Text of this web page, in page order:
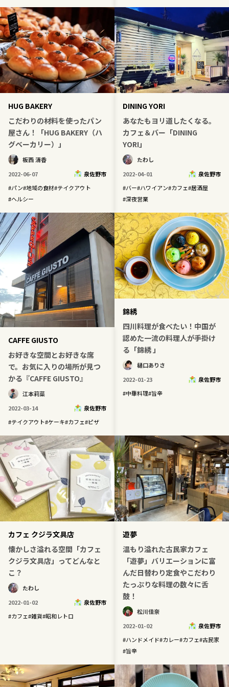
HUG BAKERY
こだわりの材料を使ったパン
屋さん！「HUG BAKERY（ハ
グベーカリー）」
板西 清香
2022-06-07
泉佐野市
#パン#地域の食材#テイクアウト
#ヘルシー
DINING YORI
あなたもヨリ道したくなる。
カフェ＆バー「DINING
YORI」
たわし
2022-04-01
泉佐野市
#バー#ハワイアン#カフェ#居酒屋
#深夜営業
CAFFE GIUSTO
お好きな空間とお好きな席
で。お気に入りの場所が見つ
かる『CAFFE GIUSTO』
江本莉菜
2022-03-14
泉佐野市
#テイクアウト#ケーキ#カフェ#ピザ
錦綉
四川料理が食べたい！中国が
認めた一流の料理人が手掛け
る「錦綉 」
樋口ありさ
2022-01-23
泉佐野市
#中華料理#旨辛
カフェ クジラ文具店
懐かしさ溢れる空間「カフェ
クジラ文具店」ってどんなと
こ？
たわし
2022-01-02
泉佐野市
#カフェ#雑貨#昭和レトロ
遊夢
温もり溢れた古民家カフェ
「遊夢」バリエーションに富
んだ日替わり定食やこだわり
たっぷりな料理の数々に舌
鼓！
松川佳奈
2022-01-02
泉佐野市
#ハンドメイド#カレー#カフェ#古民家
#旨辛